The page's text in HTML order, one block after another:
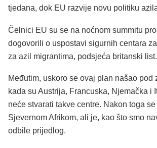
tjedana, dok EU razvije novu politiku
Čelnici EU su se na noćnom summitu
dogovorili o uspostavi sigurnih centara
za azil migrantima, podsjeća britanski list.
Međutim, uskoro se ovaj plan našao pod
kada su Austrija, Francuska, Njemačka i
neće stvarati takve centre. Nakon toga
Sjevernom Afrikom, ali je, kao što smo
odbile prijedlog.